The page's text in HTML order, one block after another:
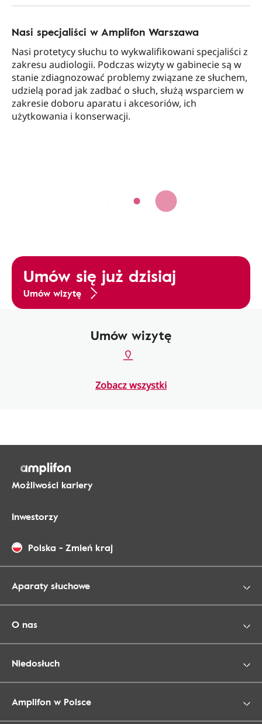
Nasi specjaliści w Amplifon Warszawa
Nasi protetycy słuchu to wykwalifikowani specjaliści z
zakresu audiologii. Podczas wizyty w gabinecie są w
stanie zdiagnozować problemy związane ze słuchem,
udzielą porad jak zadbać o słuch, służą wsparciem w
zakresie doboru aparatu i akcesoriów, ich
użytkowania i konserwacji.
Umów się już dzisiaj
Umów wizytę
Umów wizytę
Zobacz wszystki
Możliwości kariery
Inwestorzy
Polska - Zmień kraj
Aparaty słuchowe
O nas
Niedosłuch
Amplifon w Polsce